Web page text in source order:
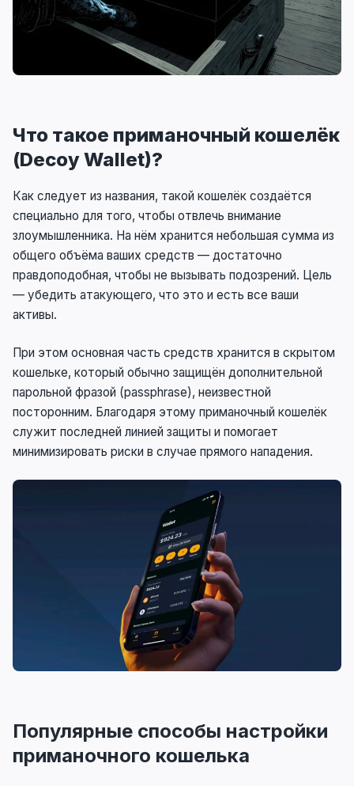
Что такое приманочный кошелёк
(Decoy Wallet)?
Как следует из названия, такой кошелёк создаётся
специально для того, чтобы отвлечь внимание
злоумышленника. На нём хранится небольшая сумма из
общего объёма ваших средств — достаточно
правдоподобная, чтобы не вызывать подозрений. Цель
— убедить атакующего, что это и есть все ваши
активы.
При этом основная часть средств хранится в скрытом
кошельке, который обычно защищён дополнительной
парольной фразой (passphrase), неизвестной
посторонним. Благодаря этому приманочный кошелёк
служит последней линией защиты и помогает
минимизировать риски в случае прямого нападения.
Популярные способы настройки
приманочного кошелька